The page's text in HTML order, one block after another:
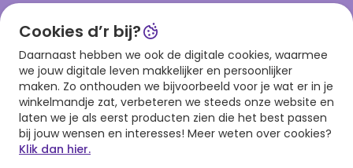
Download onze app
Cookies d’r bij?
Daarnaast hebben we ook de digitale cookies, waarmee
we jouw digitale leven makkelijker en persoonlijker
maken. Zo onthouden we bijvoorbeeld voor je wat er in je
winkelmandje zat, verbeteren we steeds onze website en
laten we je als eerst producten zien die het best passen
bij jouw wensen en interesses! Meer weten over cookies?
Klik dan hier.